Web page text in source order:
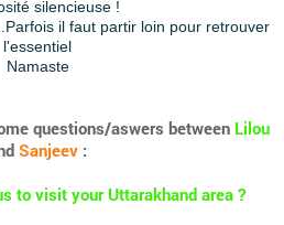
silencieuse !
il faut partir loin pour retrouver
l'essentiel
Namaste
questions/aswers between Lilou
Sanjeev :
to visit your Uttarakhand area ?